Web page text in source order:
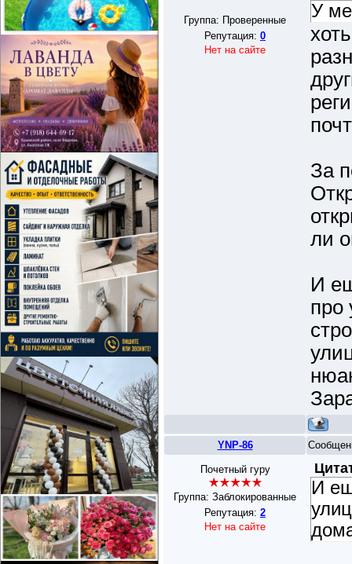
Группа: Проверенные
Репутация: 0
Нет на сайте
У
За
ли
И
про
YNP-86
Почетный гуру
Группа: Заблокированные
Репутация: 2
Нет на сайте
И